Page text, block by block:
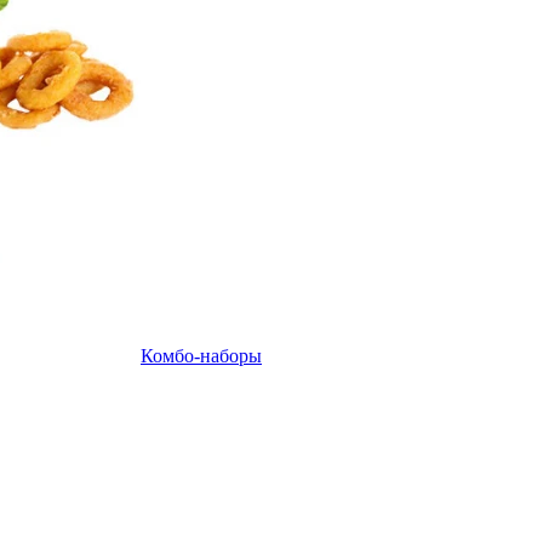
Комбо-наборы